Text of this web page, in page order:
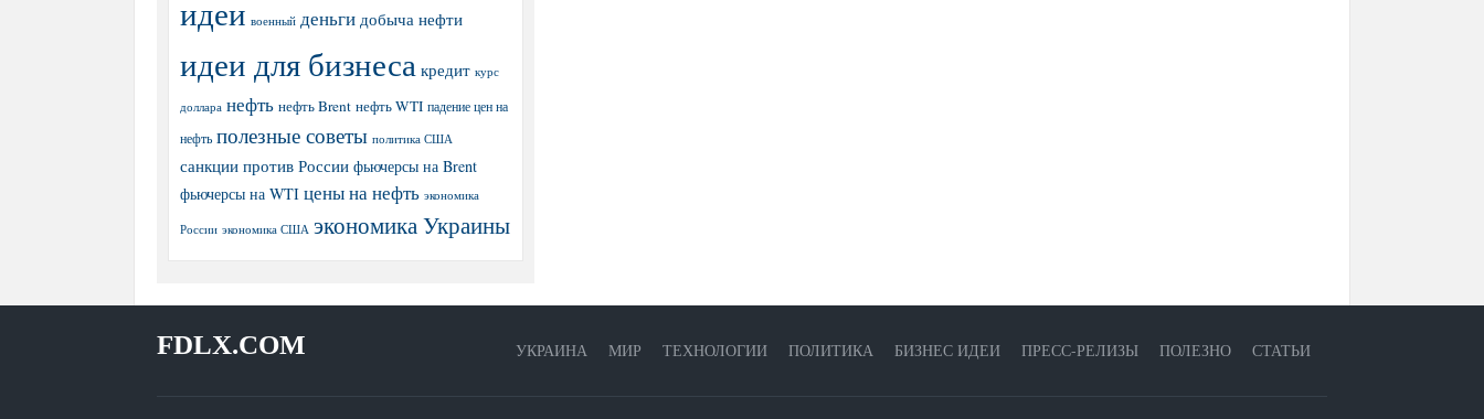
идеи военный деньги добыча нефти
идеи для бизнеса кредит курс
доллара нефть нефть Brent нефть WTI падение цен на
нефть полезные советы политика США
санкции против России фьючерсы на Brent
фьючерсы на WTI цены на нефть экономика
России экономика США экономика Украины
УКРАИНА МИР ТЕХНОЛОГИИ ПОЛИТИКА БИЗНЕС ИДЕИ ПРЕСС-РЕЛИЗЫ ПОЛЕЗНО СТАТЬИ
FDLX.COM